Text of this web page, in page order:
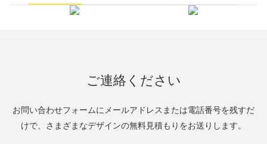
ご連絡ください
お問い合わせフォームにメールアドレスまたは電話番号を残すだ
けで、さまざまなデザインの無料見積もりをお送りします。